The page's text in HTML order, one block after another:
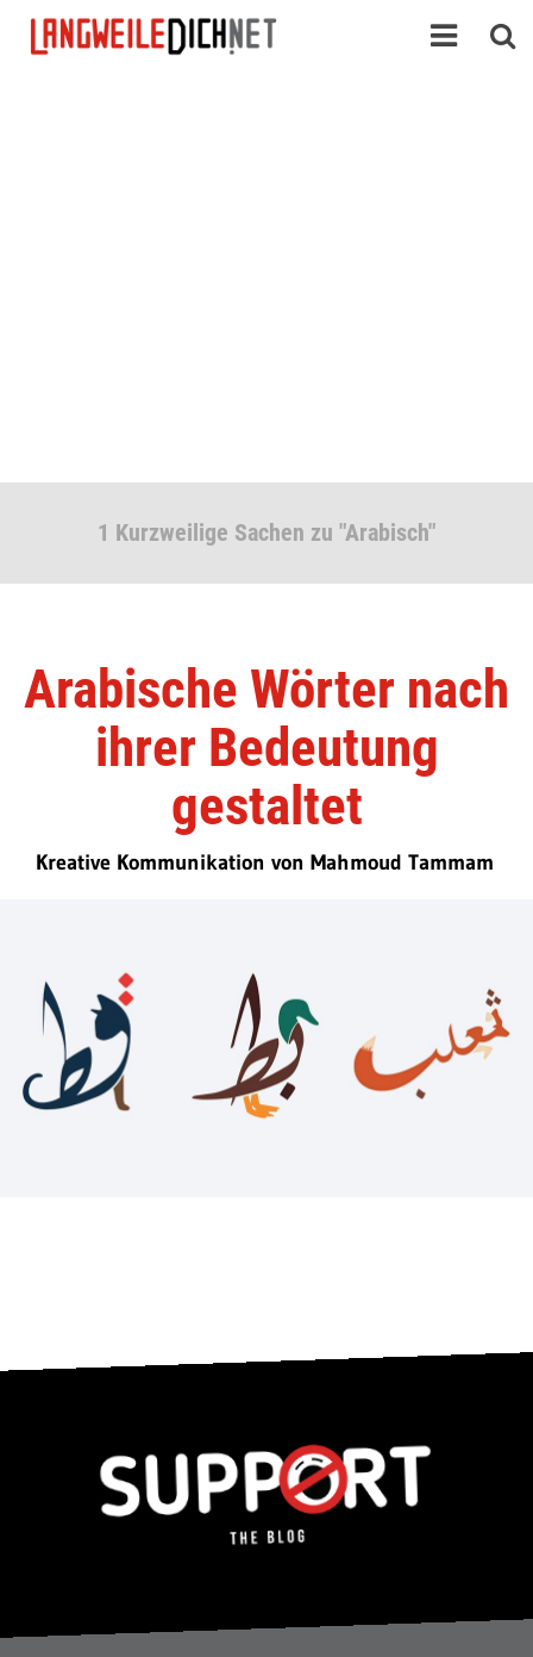
1 Kurzweilige Sachen zu "Arabisch"
Arabische Wörter nach
ihrer Bedeutung
gestaltet
Kreative Kommunikation von Mahmoud Tammam